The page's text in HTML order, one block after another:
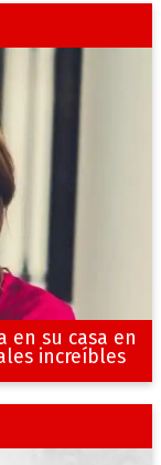
en su casa en
increíbles